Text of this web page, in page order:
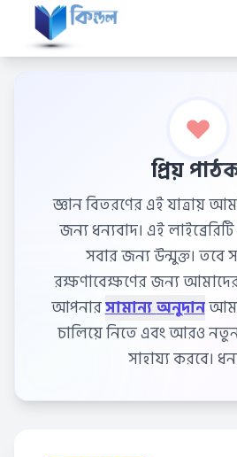
প্রিয়
জ্ঞান বিতরণের এই যাত্রায়
জন্য ধন্যবাদ। এই
সবার জন্য উন্মুক্ত। তবে
রক্ষণাবেক্ষণের জন্য
আপনার
সামান্য অনুদান
চালিয়ে নিতে এবং আরও
সাহায্য করবে।